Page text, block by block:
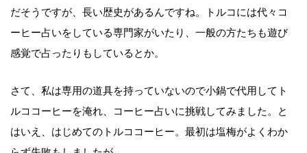
だそうですが、長い歴史があるんですね。トルコには代々コ
ーヒー占いをしている専門家がいたり、一般の方たちも遊び
感覚で占ったりもしているとか。
さて、私は専用の道具を持っていないので小鍋で代用してト
ルココーヒーを淹れ、コーヒー占いに挑戦してみました。と
はいえ、はじめてのトルココーヒー。最初は塩梅がよくわか